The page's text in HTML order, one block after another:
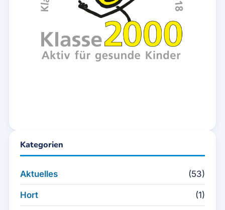
Kategorien
Aktuelles (53)
Hort (1)